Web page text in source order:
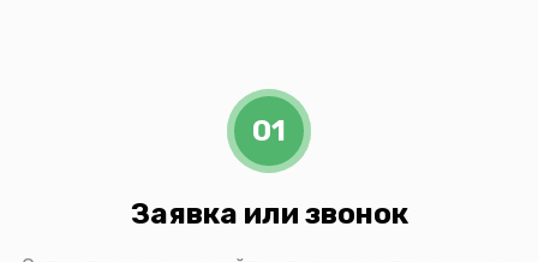
01
Заявка или звонок